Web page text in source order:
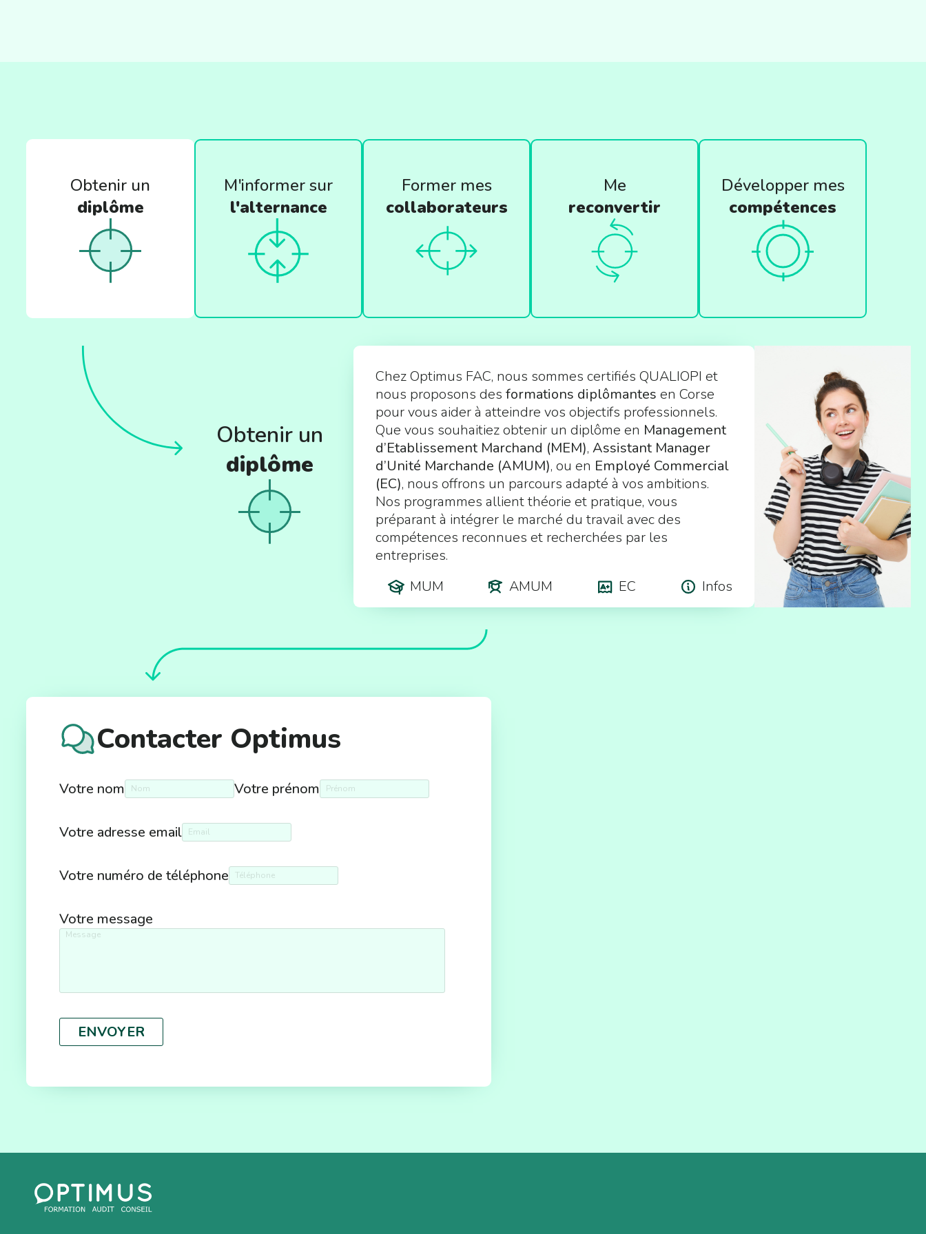
Obtenir un
diplôme
M'informer sur
l'alternance
Former mes
collaborateurs
Me
reconvertir
Développer mes
compétences
Obtenir un
diplôme
Chez Optimus FAC, nous sommes certifiés QUALIOPI et
nous proposons des formations diplômantes en Corse
pour vous aider à atteindre vos objectifs professionnels.
Que vous souhaitiez obtenir un diplôme en Management
d’Etablissement Marchand (MEM), Assistant Manager
d’Unité Marchande (AMUM), ou en Employé Commercial
(EC), nous offrons un parcours adapté à vos ambitions.
Nos programmes allient théorie et pratique, vous
préparant à intégrer le marché du travail avec des
compétences reconnues et recherchées par les
entreprises.
MUM
AMUM EC Infos
Contacter Optimus
Votre nom Votre prénom
Votre adresse email
Votre numéro de téléphone
Votre message
ENVOYER